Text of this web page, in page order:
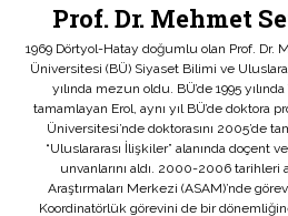
Prof. Dr. Mehmet
1969 Dörtyol-Hatay doğumlu olan Prof. Dr.
Üniversitesi (BÜ) Siyaset Bilimi ve
yılında mezun oldu. BÜ’de 1995
tamamlayan Erol, aynı yıl BÜ’de doktora
Üniversitesi’nde doktorasını 2005’de
“Uluslararası İlişkiler” alanında doçent
unvanlarını aldı. 2000-2006 tarihleri
Araştırmaları Merkezi (ASAM)’nde
Koordinatörlük görevini de bir